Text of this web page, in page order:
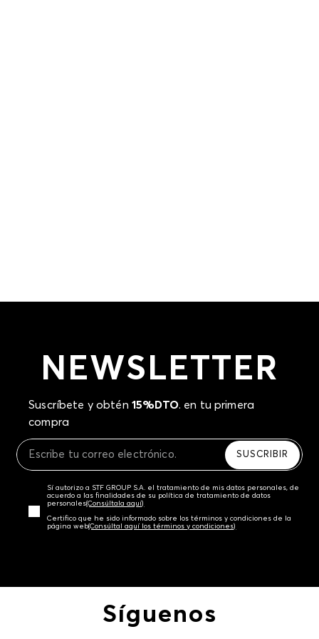
NEWSLETTER
Suscríbete y obtén 15%DTO. en tu primera
compra
SUSCRIBIR
Sí autorizo a STF GROUP S.A. el tratamiento de mis datos personales, de
acuerdo a las finalidades de su política de tratamiento de datos
personales‎(Consúltala aquí)
Certifico que he sido informado sobre los términos y condiciones de la
página web‎(Consúltal aquí los términos y condiciones)
Síguenos